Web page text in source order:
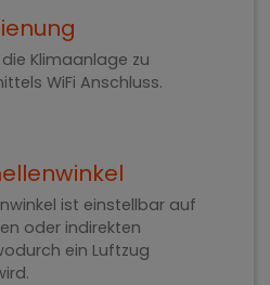
Klimaanlage zu
WiFi Anschluss.
ist einstellbar auf
oder indirekten
ein Luftzug